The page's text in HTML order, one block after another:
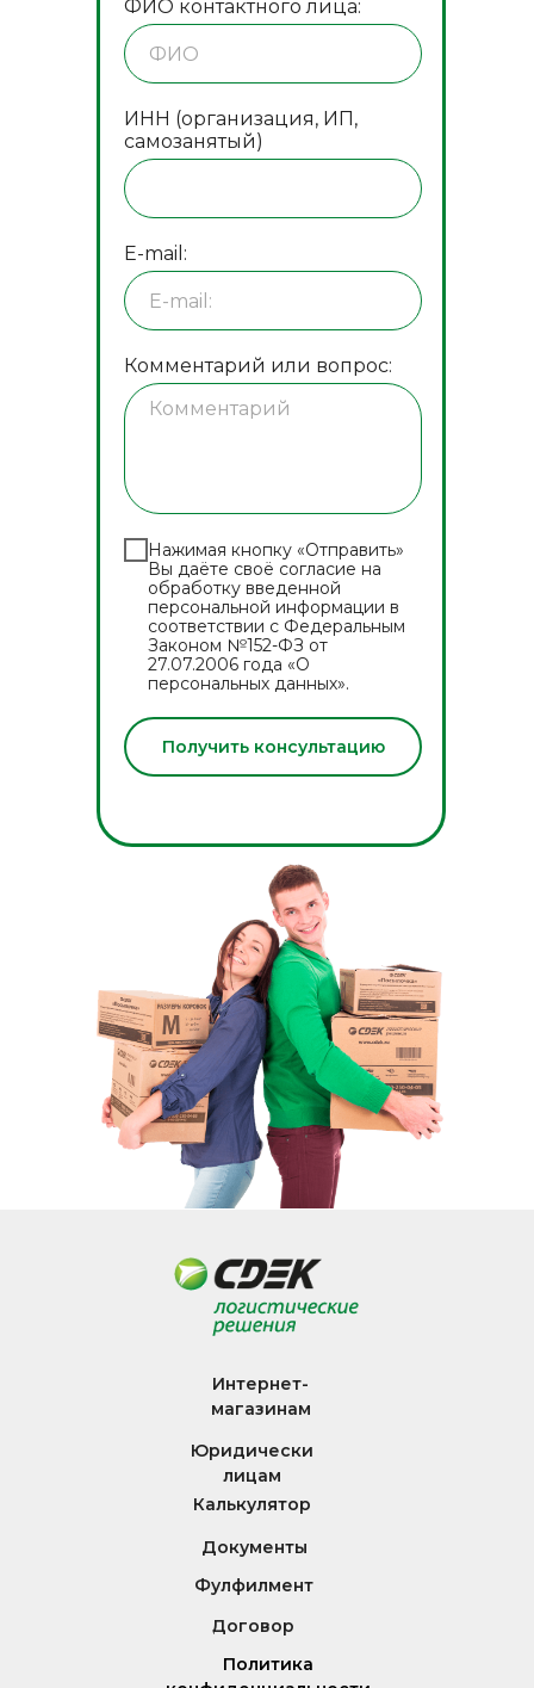
ФИО контактного лица:
ИНН (организация, ИП,
самозанятый)
E-mail:
Комментарий или вопрос:
Нажимая кнопку «Отправить»
Вы даёте своё согласие на
обработку введенной
персональной информации в
соответствии с Федеральным
Законом №152-ФЗ от
27.07.2006 года «О
персональных данных».
Получить консультацию
Интернет-
магазинам
Юридически
лицам
Фулфилмент
Договор
Калькулятор
Документы
Политика